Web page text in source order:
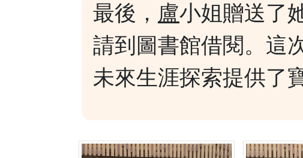
最後， 盧小姐贈送了
請到圖書館借閱。 這
未來生涯探索提供了